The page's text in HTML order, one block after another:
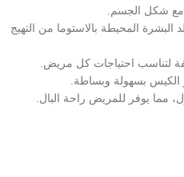
مع شكل الجسم.
البشرة المحيطة بالاستوما من التهيج
لتناسب احتياجات كل مريض.
الكيس بسهولة وبساطة.
مما يوفر للمريض راحة البال.